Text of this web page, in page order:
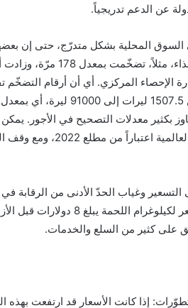
عن الدعم تدريجياً.
السوق المحلية بشكل متدرّج، حتى إن
ما فقدته خلال الأزمة. فأسعار الغذاء،
إدارة الإحصاء المركزي. أي أن أرقام التضخّم
بكثير معدلات التصحيح في الأجور. يمكن
بسهولة، أنه رغم ارتفاع الأسعار العالمية
وغياب الحدّ الأدنى من الرقابة في
فعلى سبيل المثال، كان أدنى سعر لكيلوغرام
على كثير من السلع والخدمات.
إذا كانت الأسعار قد ارتفعت بهذه